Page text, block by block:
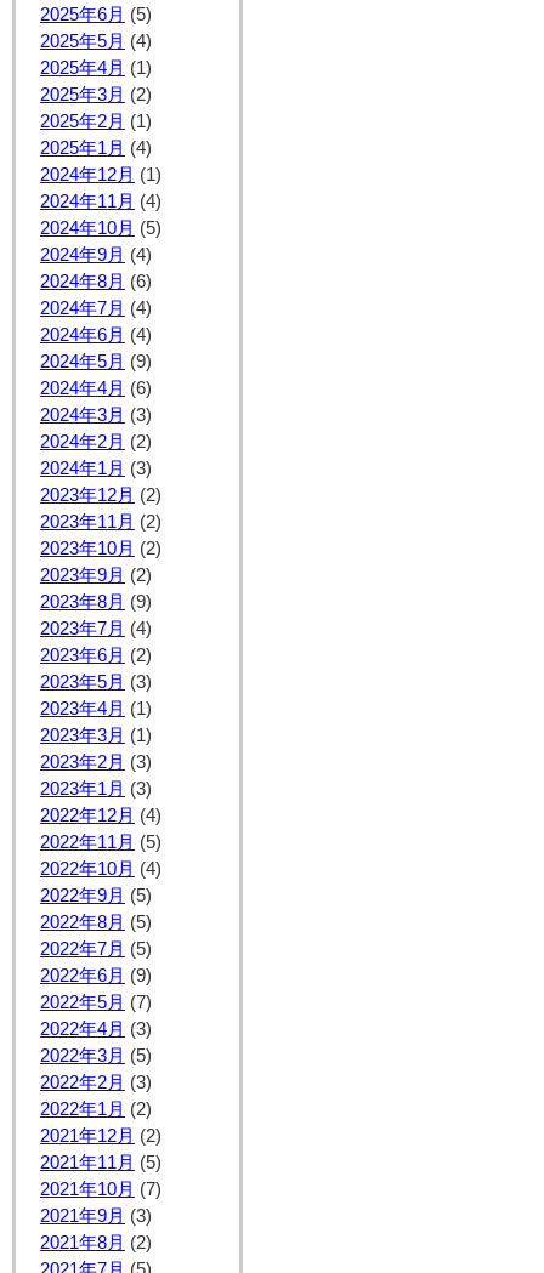
2025年6月 (5)
2025年5月 (4)
2025年4月 (1)
2025年3月 (2)
2025年2月 (1)
2025年1月 (4)
2024年12月 (1)
2024年11月 (4)
2024年10月 (5)
2024年9月 (4)
2024年8月 (6)
2024年7月 (4)
2024年6月 (4)
2024年5月 (9)
2024年4月 (6)
2024年3月 (3)
2024年2月 (2)
2024年1月 (3)
2023年12月 (2)
2023年11月 (2)
2023年10月 (2)
2023年9月 (2)
2023年8月 (9)
2023年7月 (4)
2023年6月 (2)
2023年5月 (3)
2023年4月 (1)
2023年3月 (1)
2023年2月 (3)
2023年1月 (3)
2022年12月 (4)
2022年11月 (5)
2022年10月 (4)
2022年9月 (5)
2022年8月 (5)
2022年7月 (5)
2022年6月 (9)
2022年5月 (7)
2022年4月 (3)
2022年3月 (5)
2022年2月 (3)
2022年1月 (2)
2021年12月 (2)
2021年11月 (5)
2021年10月 (7)
2021年9月 (3)
2021年8月 (2)